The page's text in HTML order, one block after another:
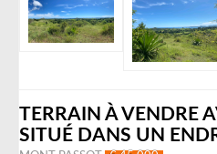
TERRAIN À VENDRE
SITUÉ DANS UN